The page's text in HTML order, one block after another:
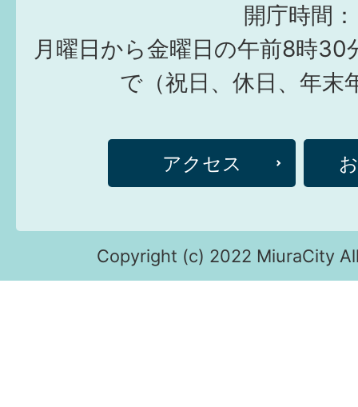
開庁時間：
月曜日から金曜日の午前8時30
で（祝日、休日、年末
アクセス
Copyright (c) 2022 MiuraCity